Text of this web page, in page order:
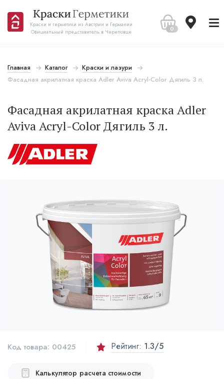
Краски и герметики из Австрии и Германии
Официальный представитель в Череповце
0
Главная Каталог
Краски и лазури
Фасадная акрилатная краска Adler Aviva Acryl-Color Дягиль 3 л.
Фасадная акрилатная краска Adler
Aviva Acryl-Color Дягиль 3 л.
Код товара: 00425 Рейтинг: 1.3/5
Калькулятор расчета стоимости